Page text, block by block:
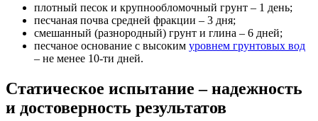
плотный песок и крупнообломочный грунт – 1 день;
песчаная почва средней фракции – 3 дня;
смешанный (разнородный) грунт и глина – 6 дней;
песчаное основание с высоким уровнем грунтовых вод
– не менее 10-ти дней.
Статическое испытание – надежность
и достоверность результатов